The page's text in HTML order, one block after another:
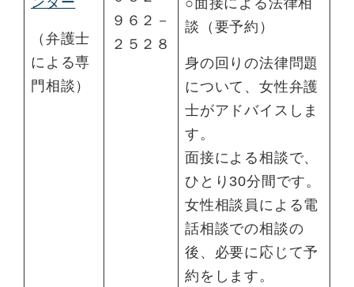
（弁護士
による専
門相談）
９６２－
２５２８
談（要予約）
身の回りの法律問題
について、女性弁護
士がアドバイスしま
す。
面接による相談で、
ひとり30分間です。
女性相談員による電
話相談での相談の
後、必要に応じて予
約をします。